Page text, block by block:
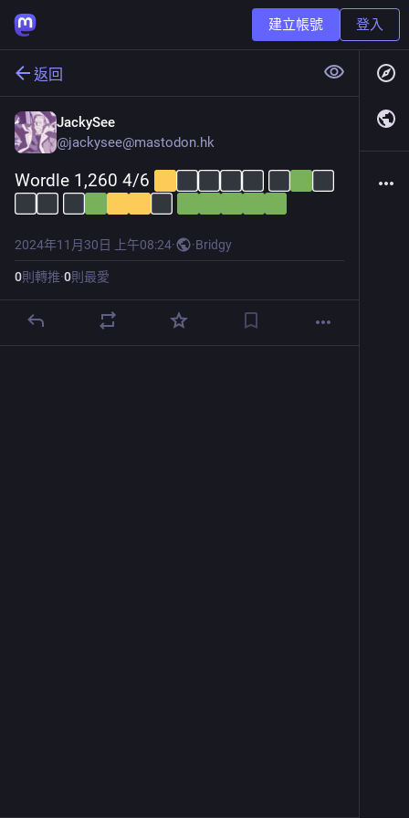
建立帳號 登入
返回
JackySee
@jackysee@mastodon.hk
Wordle 1,260 4/6
2024年11月30日 上午08:24· ·Bridgy
0則轉推·0則最愛